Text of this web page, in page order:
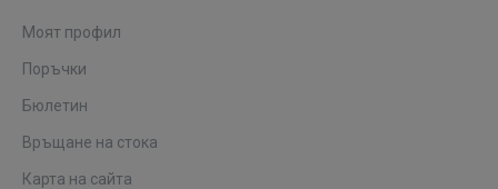
Моят профил
Поръчки
Бюлетин
Връщане на стока
Карта на сайта